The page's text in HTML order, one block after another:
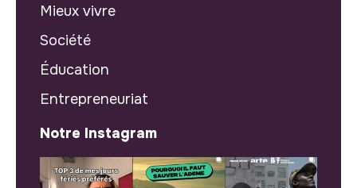
Mieux vivre
Société
Éducation
Entrepreneuriat
Notre Instagram